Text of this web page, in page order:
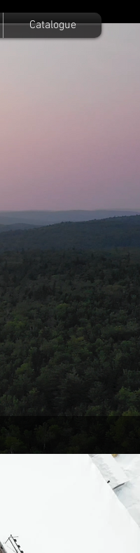
Catalogue